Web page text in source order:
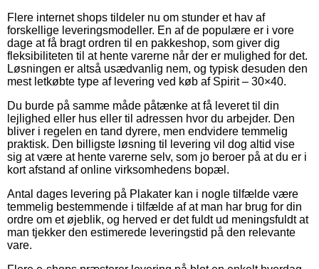
Flere internet shops tildeler nu om stunder et hav af
forskellige leveringsmodeller. En af de populære er i vore
dage at få bragt ordren til en pakkeshop, som giver dig
fleksibiliteten til at hente varerne når der er mulighed for det.
Løsningen er altså usædvanlig nem, og typisk desuden den
mest letkøbte type af levering ved køb af Spirit – 30×40.
Du burde på samme måde påtænke at få leveret til din
lejlighed eller hus eller til adressen hvor du arbejder. Den
bliver i regelen en tand dyrere, men endvidere temmelig
praktisk. Den billigste løsning til levering vil dog altid vise
sig at være at hente varerne selv, som jo beroer på at du er i
kort afstand af online virksomhedens bopæl.
Antal dages levering på Plakater kan i nogle tilfælde være
temmelig bestemmende i tilfælde af at man har brug for din
ordre om et øjeblik, og herved er det fuldt ud meningsfuldt at
man tjekker den estimerede leveringstid på den relevante
vare.